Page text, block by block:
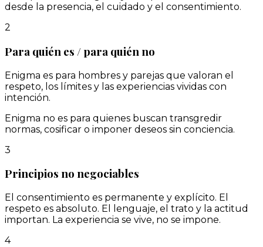
desde la presencia, el cuidado y el consentimiento.
2
Para quién es / para quién no
Enigma es para hombres y parejas que valoran el
respeto, los límites y las experiencias vividas con
intención.
Enigma no es para quienes buscan transgredir
normas, cosificar o imponer deseos sin conciencia.
3
Principios no negociables
El consentimiento es permanente y explícito. El
respeto es absoluto. El lenguaje, el trato y la actitud
importan. La experiencia se vive, no se impone.
4